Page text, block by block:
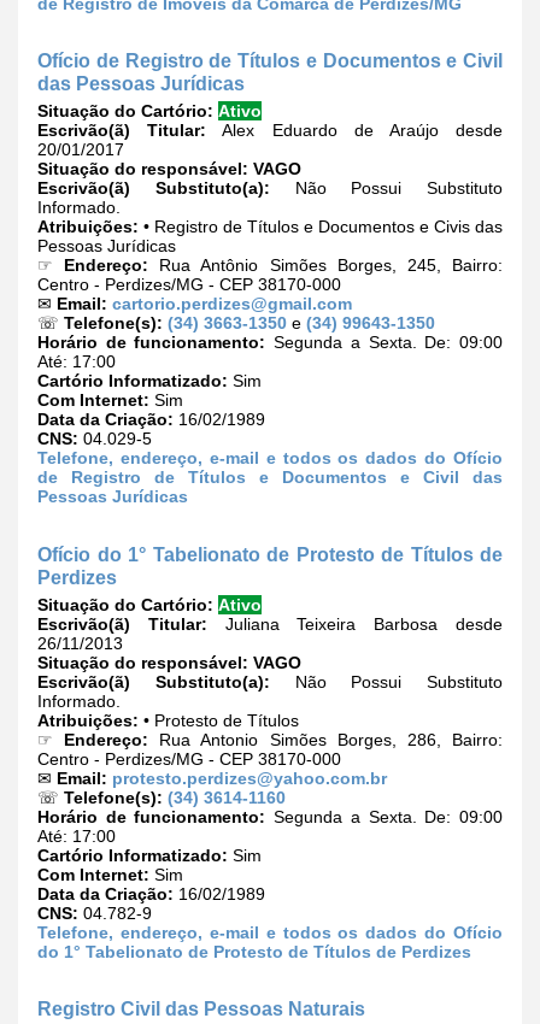
Ofício de Registro de Títulos e Documentos e Civil
das Pessoas Jurídicas
Situação do Cartório: Ativo
Escrivão(ã) Titular: Alex Eduardo de Araújo desde
20/01/2017
Situação do responsável: VAGO
Escrivão(ã) Substituto(a): Não Possui Substituto
Informado.
Atribuições: • Registro de Títulos e Documentos e Civis das
Pessoas Jurídicas
☞ Endereço: Rua Antônio Simões Borges, 245, Bairro:
Centro - Perdizes/MG - CEP 38170-000
✉ Email: cartorio.perdizes@gmail.com
☏ Telefone(s): (34) 3663-1350 e (34) 99643-1350
Horário de funcionamento: Segunda a Sexta. De: 09:00
Até: 17:00
Cartório Informatizado: Sim
Com Internet: Sim
Data da Criação: 16/02/1989
CNS: 04.029-5
Telefone, endereço, e-mail e todos os dados do Ofício
de Registro de Títulos e Documentos e Civil das
Pessoas Jurídicas
Ofício do 1° Tabelionato de Protesto de Títulos de
Perdizes
Situação do Cartório: Ativo
Escrivão(ã) Titular: Juliana Teixeira Barbosa desde
26/11/2013
Situação do responsável: VAGO
Escrivão(ã) Substituto(a): Não Possui Substituto
Informado.
Atribuições: • Protesto de Títulos
☞ Endereço: Rua Antonio Simões Borges, 286, Bairro:
Centro - Perdizes/MG - CEP 38170-000
✉ Email: protesto.perdizes@yahoo.com.br
☏ Telefone(s): (34) 3614-1160
Horário de funcionamento: Segunda a Sexta. De: 09:00
Até: 17:00
Cartório Informatizado: Sim
Com Internet: Sim
Data da Criação: 16/02/1989
CNS: 04.782-9
Telefone, endereço, e-mail e todos os dados do Ofício
do 1° Tabelionato de Protesto de Títulos de Perdizes
Registro Civil das Pessoas Naturais